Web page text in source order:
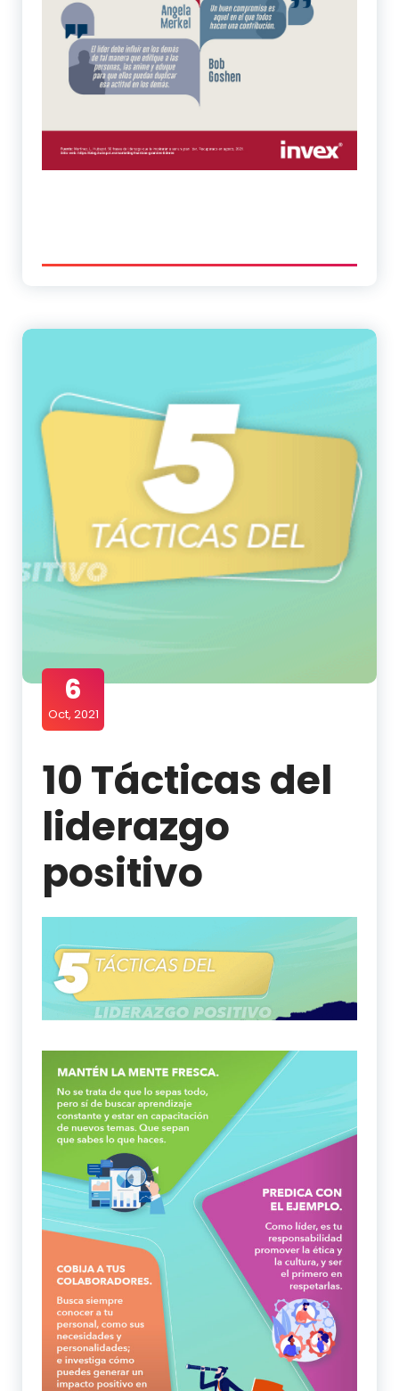
6
Oct, 2021
10 Tácticas del
liderazgo
positivo